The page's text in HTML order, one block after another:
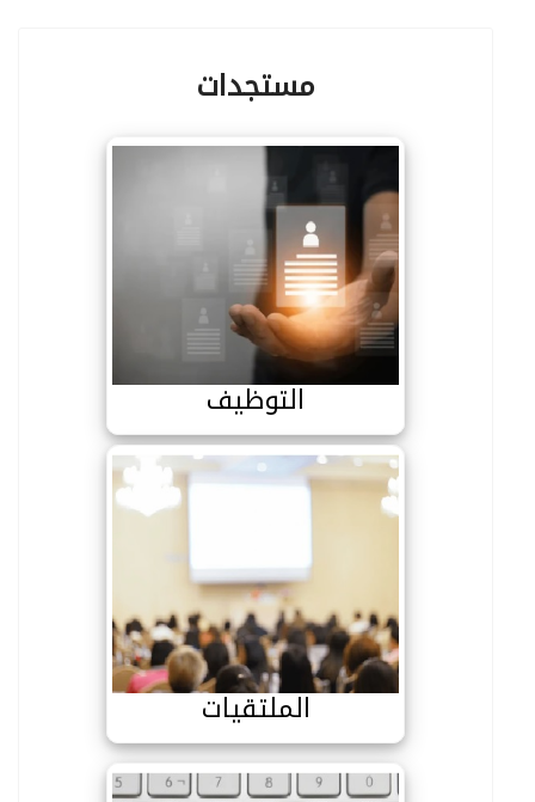
مستجدات
التوظيف
التوظيف
الملتقيات
الملتقيات